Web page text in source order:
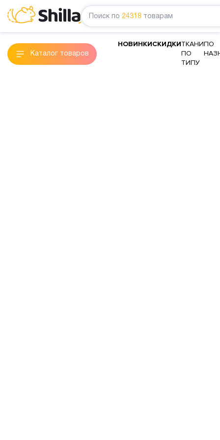
Поиск по 24318 товарам
Каталог товаров
НОВИНКИСКИДКИТКАНИ
ПО
ТИПУ
ПО